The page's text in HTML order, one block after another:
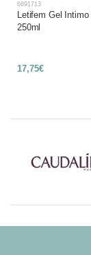
6891713
Letifem Gel
250ml
17,75€